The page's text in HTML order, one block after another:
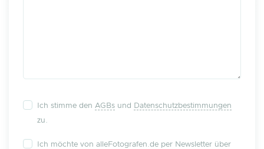
Ich stimme den AGBs und
Datenschutzbestimmungen
zu.
Ich möchte von alleFotografen.de per Newsletter über